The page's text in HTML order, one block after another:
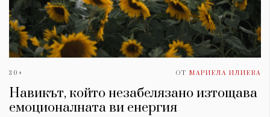
30+ ОТ МАРИЕЛА ИЛИЕВА
Навикът, който незабелязано изтощава
емоционалната ви енергия